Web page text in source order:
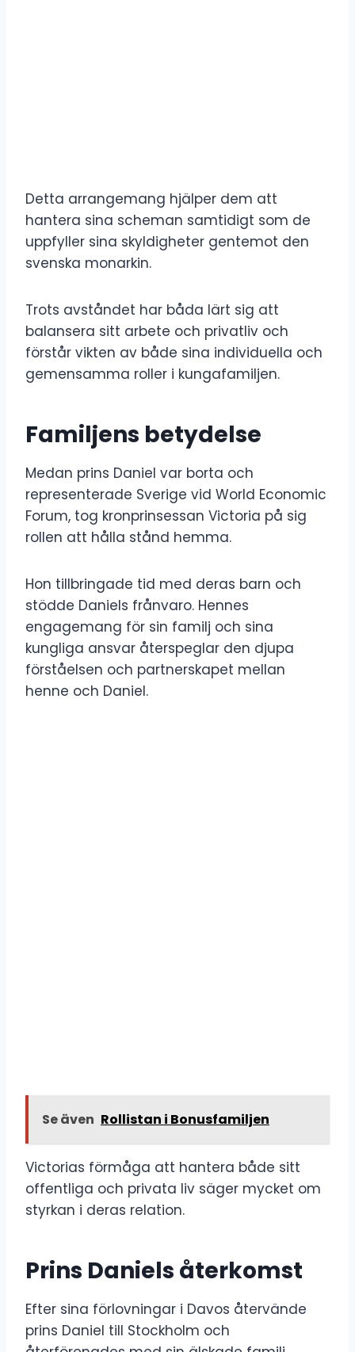
Detta arrangemang hjälper dem att
hantera sina scheman samtidigt som de
uppfyller sina skyldigheter gentemot den
svenska monarkin.
Trots avståndet har båda lärt sig att
balansera sitt arbete och privatliv och
förstår vikten av både sina individuella och
gemensamma roller i kungafamiljen.
Familjens betydelse
Medan prins Daniel var borta och
representerade Sverige vid World Economic
Forum, tog kronprinsessan Victoria på sig
rollen att hålla stånd hemma.
Hon tillbringade tid med deras barn och
stödde Daniels frånvaro. Hennes
engagemang för sin familj och sina
kungliga ansvar återspeglar den djupa
förståelsen och partnerskapet mellan
henne och Daniel.
Se även Rollistan i Bonusfamiljen
Victorias förmåga att hantera både sitt
offentliga och privata liv säger mycket om
styrkan i deras relation.
Prins Daniels återkomst
Efter sina förlovningar i Davos återvände
prins Daniel till Stockholm och